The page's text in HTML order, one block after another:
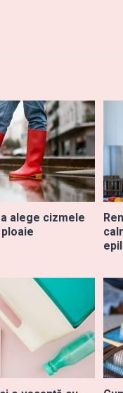
alege cizmele